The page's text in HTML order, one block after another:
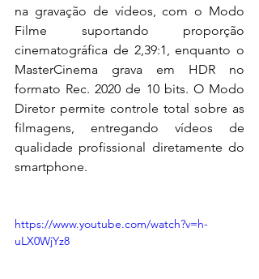
na gravação de vídeos, com o Modo
Filme suportando proporção
cinematográfica de 2,39:1, enquanto o
MasterCinema grava em HDR no
formato Rec. 2020 de 10 bits. O Modo
Diretor permite controle total sobre as
filmagens, entregando vídeos de
qualidade profissional diretamente do
smartphone.
https://www.youtube.com/watch?v=h-
uLX0WjYz8